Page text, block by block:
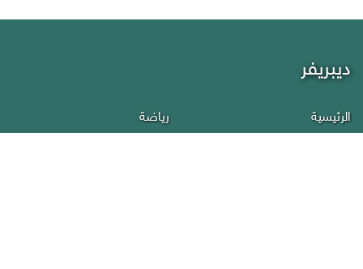
ديبريفر
الرئيسية
رياضة